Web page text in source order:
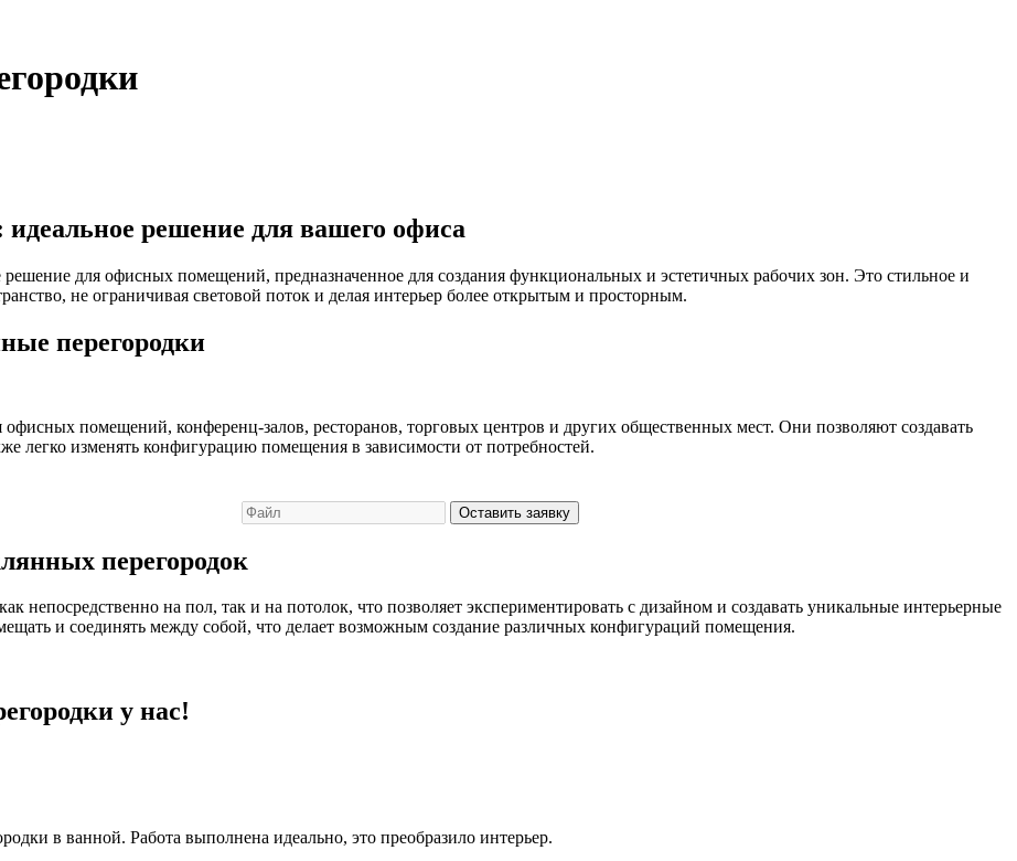
решение для вашего офиса
для офисных помещений, предназначенное для создания функциональных и эстетичных рабочих зон. Это стильное и
не ограничивая световой поток и делая интерьер более открытым и просторным.
перегородки
помещений, конференц-залов, ресторанов, торговых центров и других общественных мест. Они позволяют создавать
легко изменять конфигурацию помещения в зависимости от потребностей.
Оставить заявку
перегородок
непосредственно на пол, так и на потолок, что позволяет экспериментировать с дизайном и создавать уникальные интерьерные
и соединять между собой, что делает возможным создание различных конфигураций помещения.
у нас!
в ванной. Работа выполнена идеально, это преобразило интерьер.